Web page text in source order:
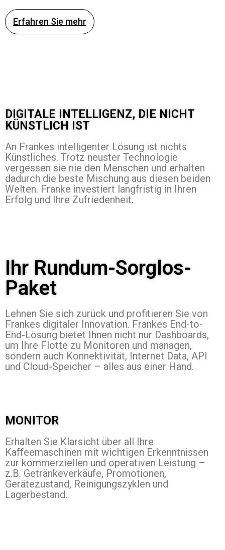
Erfahren Sie mehr
DIGITALE INTELLIGENZ, DIE NICHT
KÜNSTLICH IST
An Frankes intelligenter Lösung ist nichts
Künstliches. Trotz neuster Technologie
vergessen sie nie den Menschen und erhalten
dadurch die beste Mischung aus diesen beiden
Welten. Franke investiert langfristig in Ihren
Erfolg und Ihre Zufriedenheit.
Ihr Rundum-Sorglos-
Paket
Lehnen Sie sich zurück und profitieren Sie von
Frankes digitaler Innovation. Frankes End-to-
End-Lösung bietet Ihnen nicht nur Dashboards,
um Ihre Flotte zu Monitoren und managen,
sondern auch Konnektivität, Internet Data, API
und Cloud-Speicher – alles aus einer Hand.
MONITOR
Erhalten Sie Klarsicht über all Ihre
Kaffeemaschinen mit wichtigen Erkenntnissen
zur kommerziellen und operativen Leistung –
z.B. Getränkeverkäufe, Promotionen,
Gerätezustand, Reinigungszyklen und
Lagerbestand.